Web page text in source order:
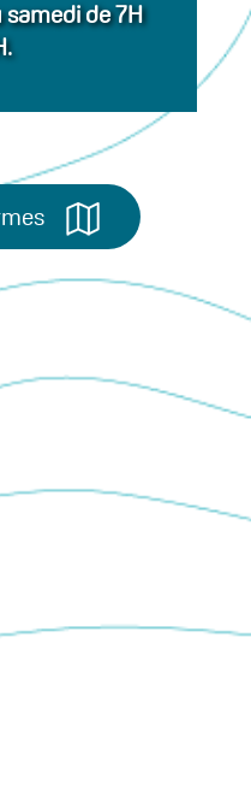
samedi de 7H
.